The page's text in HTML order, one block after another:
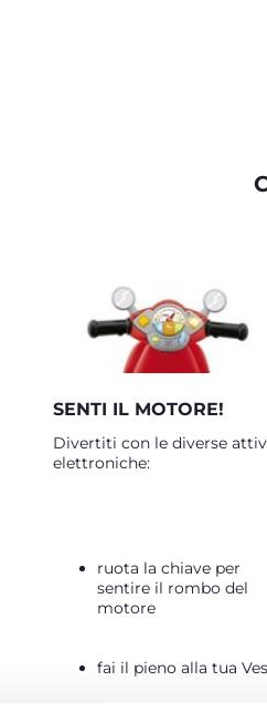
SENTI IL MOTORE!
Divertiti con le diverse
elettroniche:
ruota la chiave per
sentire il rombo del
motore
fai il pieno alla tua